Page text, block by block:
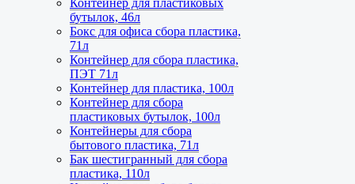
бутылок, 46л
Бокс для офиса сбора пластика,
71л
Контейнер для сбора пластика,
ПЭТ 71л
Контейнер для пластика, 100л
Контейнер для сбора
пластиковых бутылок, 100л
Контейнеры для сбора
бытового пластика, 71л
Бак шестигранный для сбора
пластика, 110л